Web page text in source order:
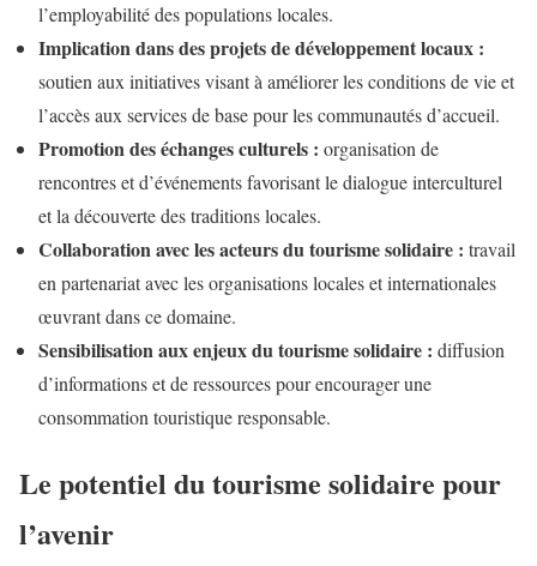
l’employabilité des populations locales.
Implication dans des projets de développement locaux :
soutien aux initiatives visant à améliorer les conditions de vie et
l’accès aux services de base pour les communautés d’accueil.
Promotion des échanges culturels : organisation de
rencontres et d’événements favorisant le dialogue interculturel
et la découverte des traditions locales.
Collaboration avec les acteurs du tourisme solidaire : travail
en partenariat avec les organisations locales et internationales
œuvrant dans ce domaine.
Sensibilisation aux enjeux du tourisme solidaire : diffusion
d’informations et de ressources pour encourager une
consommation touristique responsable.
Le potentiel du tourisme solidaire pour
l’avenir